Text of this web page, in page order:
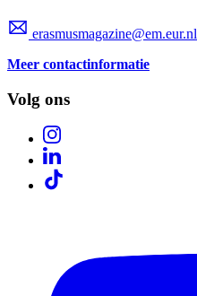
erasmusmagazine@em.eur.nl
Meer contactinformatie
Volg ons